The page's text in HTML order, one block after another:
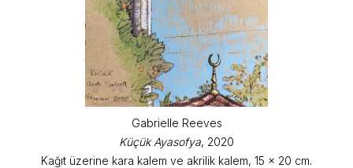
Gabrielle Reeves
Küçük Ayasofya, 2020
Kağıt üzerine kara kalem ve akrilik kalem, 15 x 20 cm.